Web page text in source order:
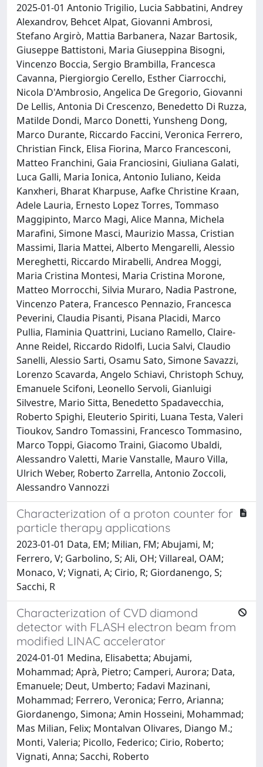
2025-01-01 Antonio Trigilio, Lucia Sabbatini, Andrey
Alexandrov, Behcet Alpat, Giovanni Ambrosi,
Stefano Argirò, Mattia Barbanera, Nazar Bartosik,
Giuseppe Battistoni, Maria Giuseppina Bisogni,
Vincenzo Boccia, Sergio Brambilla, Francesca
Cavanna, Piergiorgio Cerello, Esther Ciarrocchi,
Nicola D'Ambrosio, Angelica De Gregorio, Giovanni
De Lellis, Antonia Di Crescenzo, Benedetto Di Ruzza,
Matilde Dondi, Marco Donetti, Yunsheng Dong,
Marco Durante, Riccardo Faccini, Veronica Ferrero,
Christian Finck, Elisa Fiorina, Marco Francesconi,
Matteo Franchini, Gaia Franciosini, Giuliana Galati,
Luca Galli, Maria Ionica, Antonio Iuliano, Keida
Kanxheri, Bharat Kharpuse, Aafke Christine Kraan,
Adele Lauria, Ernesto Lopez Torres, Tommaso
Maggipinto, Marco Magi, Alice Manna, Michela
Marafini, Simone Masci, Maurizio Massa, Cristian
Massimi, Ilaria Mattei, Alberto Mengarelli, Alessio
Mereghetti, Riccardo Mirabelli, Andrea Moggi,
Maria Cristina Montesi, Maria Cristina Morone,
Matteo Morrocchi, Silvia Muraro, Nadia Pastrone,
Vincenzo Patera, Francesco Pennazio, Francesca
Peverini, Claudia Pisanti, Pisana Placidi, Marco
Pullia, Flaminia Quattrini, Luciano Ramello, Claire-
Anne Reidel, Riccardo Ridolfi, Lucia Salvi, Claudio
Sanelli, Alessio Sarti, Osamu Sato, Simone Savazzi,
Lorenzo Scavarda, Angelo Schiavi, Christoph Schuy,
Emanuele Scifoni, Leonello Servoli, Gianluigi
Silvestre, Mario Sitta, Benedetto Spadavecchia,
Roberto Spighi, Eleuterio Spiriti, Luana Testa, Valeri
Tioukov, Sandro Tomassini, Francesco Tommasino,
Marco Toppi, Giacomo Traini, Giacomo Ubaldi,
Alessandro Valetti, Marie Vanstalle, Mauro Villa,
Ulrich Weber, Roberto Zarrella, Antonio Zoccoli,
Alessandro Vannozzi
Characterization of a proton counter for
particle therapy applications
2023-01-01 Data, EM; Milian, FM; Abujami, M;
Ferrero, V; Garbolino, S; Ali, OH; Villareal, OAM;
Monaco, V; Vignati, A; Cirio, R; Giordanengo, S;
Sacchi, R
Characterization of CVD diamond
detector with FLASH electron beam from
modified LINAC accelerator
2024-01-01 Medina, Elisabetta; Abujami,
Mohammad; Aprà, Pietro; Camperi, Aurora; Data,
Emanuele; Deut, Umberto; Fadavi Mazinani,
Mohammad; Ferrero, Veronica; Ferro, Arianna;
Giordanengo, Simona; Amin Hosseini, Mohammad;
Mas Milian, Felix; Montalvan Olivares, Diango M.;
Monti, Valeria; Picollo, Federico; Cirio, Roberto;
Vignati, Anna; Sacchi, Roberto